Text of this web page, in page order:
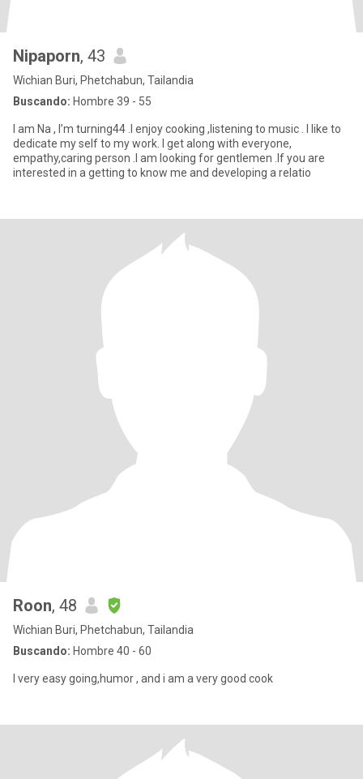
Nipaporn, 43
Wichian Buri, Phetchabun, Tailandia
Buscando: Hombre 39 - 55
I am Na , I’m turning44 .I enjoy cooking ,listening to music . I like to
dedicate my self to my work. I get along with everyone,
empathy,caring person .I am looking for gentlemen .If you are
interested in a getting to know me and developing a relatio
Roon, 48
Wichian Buri, Phetchabun, Tailandia
Buscando: Hombre 40 - 60
I very easy going,humor , and i am a very good cook